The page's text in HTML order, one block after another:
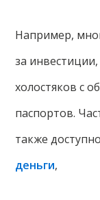
Например,
за
холостяков с
паспортов.
также доступно
деньги,